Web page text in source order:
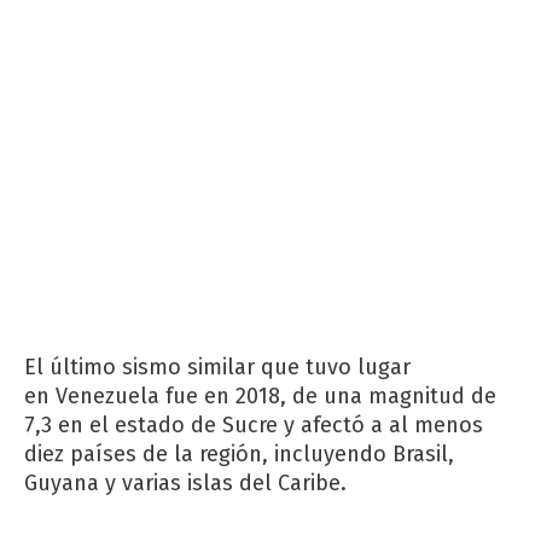
El último sismo similar que tuvo lugar
en Venezuela fue en 2018, de una magnitud de
7,3 en el estado de Sucre y afectó a al menos
diez países de la región, incluyendo Brasil,
Guyana y varias islas del Caribe.